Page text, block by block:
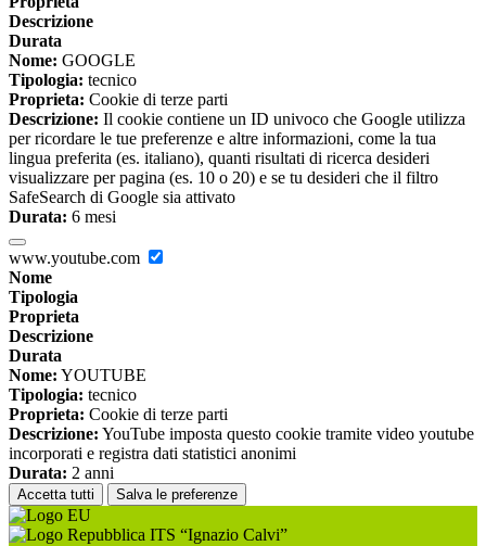
Descrizione
Durata
Nome: GOOGLE
Tipologia: tecnico
Proprieta: Cookie di terze parti
Descrizione: Il cookie contiene un ID univoco che Google utilizza
per ricordare le tue preferenze e altre informazioni, come la tua
lingua preferita (es. italiano), quanti risultati di ricerca desideri
visualizzare per pagina (es. 10 o 20) e se tu desideri che il filtro
SafeSearch di Google sia attivato
Durata: 6 mesi
www.youtube.com
Nome
Tipologia
Proprieta
Descrizione
Durata
Nome: YOUTUBE
Tipologia: tecnico
Proprieta: Cookie di terze parti
Descrizione: YouTube imposta questo cookie tramite video youtube
incorporati e registra dati statistici anonimi
Durata: 2 anni
Accetta tutti Salva le preferenze
ITS “Ignazio Calvi”